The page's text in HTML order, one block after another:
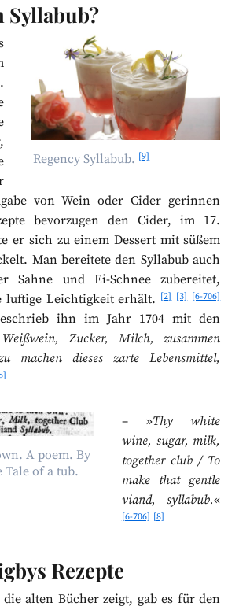
Syllabub?
Regency Syllabub. [9]
von Wein oder Cider gerinnen
bevorzugen den Cider, im 17.
er sich zu einem Dessert mit süßem
Man bereitete den Syllabub auch
Sahne und Ei-Schnee zubereitet,
luftige Leichtigkeit erhält. [2] [3] [6-706]
ihn im Jahr 1704 mit den
Zucker, Milch, zusammen
machen dieses zarte Lebensmittel,
A poem. By
of a tub.
– »Thy white
wine, sugar, milk,
together club / To
make that gentle
viand, syllabub.«
[6-706] [8]
Rezepte
alten Bücher zeigt, gab es für den